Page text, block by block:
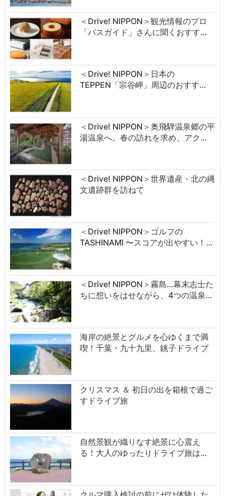
＜Drive! NIPPON＞観光情報のプロ
「バスガイド」さんに聞くおすす…
＜Drive! NIPPON＞日本の
TEPPEN「宗谷岬」周辺のおすす…
＜Drive! NIPPON＞奥飛騨温泉郷の平
湯温泉へ。春の訪れを求め、アク…
＜Drive! NIPPON＞世界遺産・北の縄
文遺跡群を訪ねて
＜Drive! NIPPON＞ゴルフの
TASHINAMI 〜スコアが出やすい！…
＜Drive! NIPPON＞霧島…幕末志士た
ちに想いをはせながら、4つの温泉…
海岸の絶景とグルメを心ゆくまで満
喫！千葉・九十九里、銚子ドライブ
クリスマス ＆ 初日の出を箱根で過ご
すドライブ旅
自然景観が織りなす絶景に心震え
る！大人のゆったりドライブ旅は…